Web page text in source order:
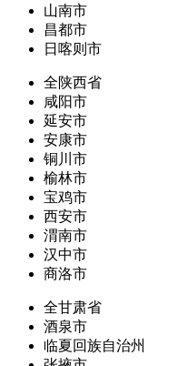
山南市
昌都市
日喀则市
全陕西省
咸阳市
延安市
安康市
铜川市
榆林市
宝鸡市
西安市
渭南市
汉中市
商洛市
全甘肃省
酒泉市
临夏回族自治州